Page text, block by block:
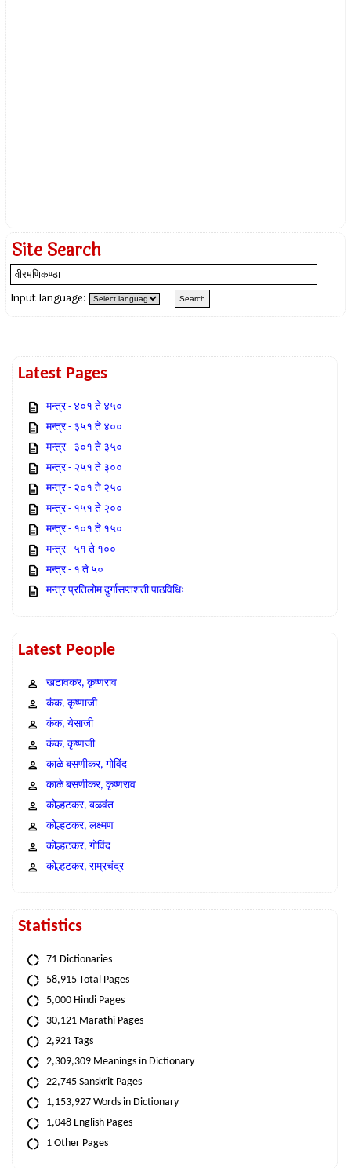
Site Search
Input language:
Latest Pages
मन्त्र - ४०१ ते ४५०
मन्त्र - ३५१ ते ४००
मन्त्र - ३०१ ते ३५०
मन्त्र - २५१ ते ३००
मन्त्र - २०१ ते २५०
मन्त्र - १५१ ते २००
मन्त्र - १०१ ते १५०
मन्त्र - ५१ ते १००
मन्त्र - १ ते ५०
मन्त्र प्रतिलोम दुर्गासप्तशती पाठविधिः
Latest People
खटावकर, कृष्णराव
कंक, कृष्णाजी
कंक, येसाजी
कंक, कृष्णजी
काळे बसणीकर, गोविंद
काळे बसणीकर, कृष्णराव
कोल्हटकर, बळवंत
कोल्हटकर, लक्ष्मण
कोल्हटकर, गोविंद
कोल्हटकर, राम्रचंद्र
Statistics
71 Dictionaries
58,915 Total Pages
5,000 Hindi Pages
30,121 Marathi Pages
2,921 Tags
2,309,309 Meanings in Dictionary
22,745 Sanskrit Pages
1,153,927 Words in Dictionary
1,048 English Pages
1 Other Pages